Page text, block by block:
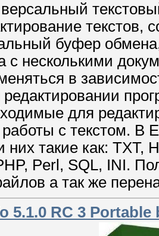
буфер
с несколькими
в
для
с текстом. В
такие как: TXT,
Perl, SQL, INI.
а так же
5.1.0 RC 3